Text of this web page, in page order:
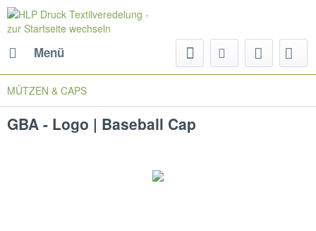
Menü
MÜTZEN & CAPS
GBA - Logo | Baseball Cap